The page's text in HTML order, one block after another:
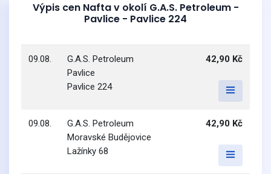
Výpis cen Nafta v okolí G.A.S. Petroleum -
Pavlice - Pavlice 224
09.08.
G.A.S. Petroleum
Pavlice
Pavlice 224
42,90 Kč
09.08.
G.A.S. Petroleum
Moravské Budějovice
Lažínky 68
42,90 Kč